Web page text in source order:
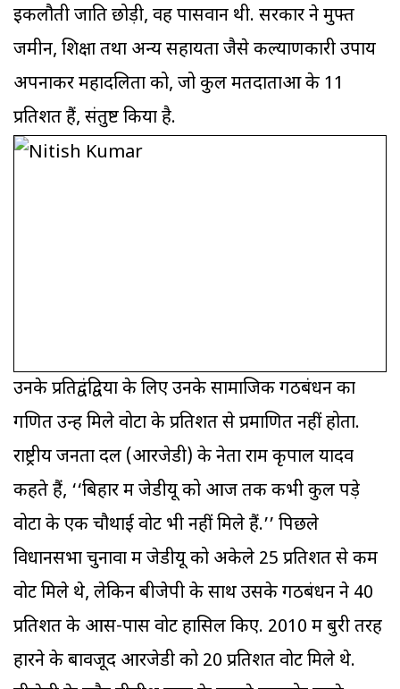
इकलौती जाति छोड़ी, वह पासवान थी. सरकार ने मुफ्त
जमीन, शिक्षा तथा अन्य सहायता जैसे कल्याणकारी उपाय
अपनाकर महादलितों को, जो कुल मतदाताओं के 11
प्रतिशत हैं, संतुष्ट किया है.
उनके प्रतिद्वंद्वियों के लिए उनके सामाजिक गठबंधन का
गणित उन्हें मिले वोटों के प्रतिशत से प्रमाणित नहीं होता.
राष्ट्रीय जनता दल (आरजेडी) के नेता राम कृपाल यादव
कहते हैं, ‘‘बिहार में जेडीयू को आज तक कभी कुल पड़े
वोटों के एक चौथाई वोट भी नहीं मिले हैं.’’ पिछले
विधानसभा चुनावों में जेडीयू को अकेले 25 प्रतिशत से कम
वोट मिले थे, लेकिन बीजेपी के साथ उसके गठबंधन ने 40
प्रतिशत के आस-पास वोट हासिल किए. 2010 में बुरी तरह
हारने के बावजूद आरजेडी को 20 प्रतिशत वोट मिले थे.